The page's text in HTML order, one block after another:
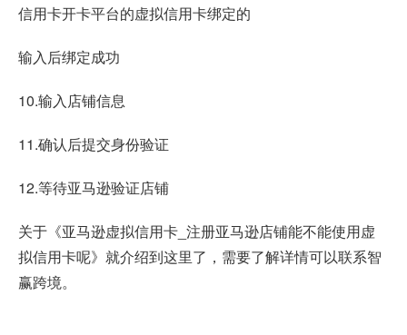
信用卡开卡平台的虚拟信用卡绑定的
输入后绑定成功
10.输入店铺信息
11.确认后提交身份验证
12.等待亚马逊验证店铺
关于《亚马逊虚拟信用卡_注册亚马逊店铺能不能使用虚
拟信用卡呢》就介绍到这里了，需要了解详情可以联系智
赢跨境。